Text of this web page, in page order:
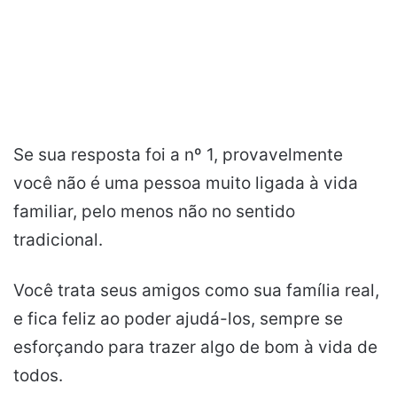
Se sua resposta foi a nº 1, provavelmente
você não é uma pessoa muito ligada à vida
familiar, pelo menos não no sentido
tradicional.
Você trata seus amigos como sua família real,
e fica feliz ao poder ajudá-los, sempre se
esforçando para trazer algo de bom à vida de
todos.